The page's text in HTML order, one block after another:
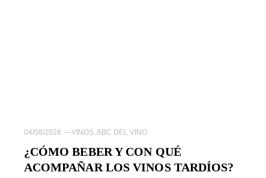
04/08/2026 —VINOS, ABC DEL VINO
¿CÓMO BEBER Y CON QUÉ
ACOMPAÑAR LOS VINOS TARDÍOS?